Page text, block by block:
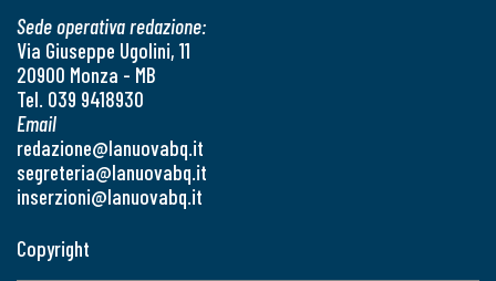
Sede operativa redazione:
Via Giuseppe Ugolini, 11
20900 Monza - MB
Tel. 039 9418930
Email
redazione@lanuovabq.it
segreteria@lanuovabq.it
inserzioni@lanuovabq.it
Copyright